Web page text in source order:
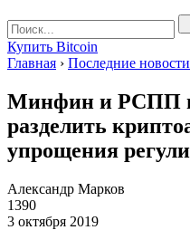
Купить Bitcoin
Главная › Последние новости
Минфин и РСПП
разделить
упрощения
Александр Марков
1390
3 октября 2019